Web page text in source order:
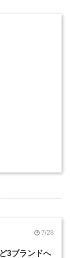
7/28
3ブランドへ